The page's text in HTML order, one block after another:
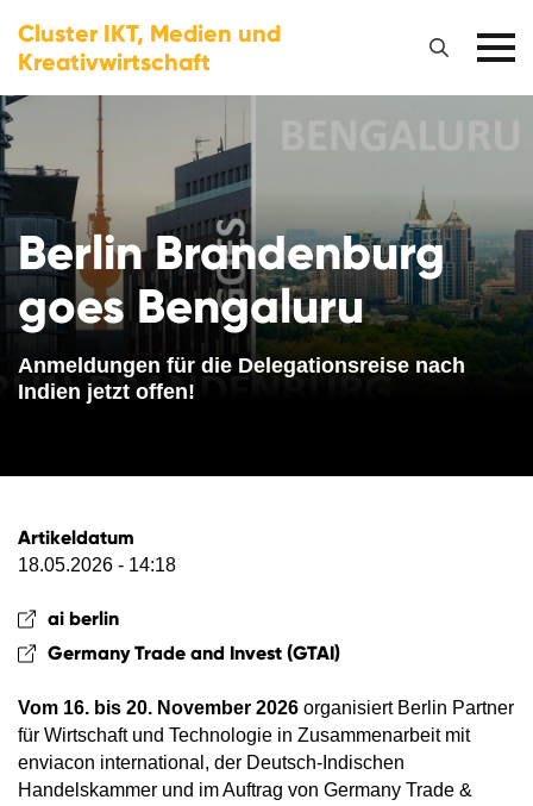
Cluster IKT, Medien und
Kreativwirtschaft
Berlin Brandenburg
goes Bengaluru
Anmeldungen für die Delegationsreise nach
Indien jetzt offen!
Vom 16. bis 20. November 2026 organisiert Berlin Partner
für Wirtschaft und Technologie in Zusammenarbeit mit
enviacon international, der Deutsch-Indischen
Handelskammer und im Auftrag von Germany Trade &
Artikeldatum
18.05.2026 - 14:18
ai berlin
Germany Trade and Invest (GTAI)